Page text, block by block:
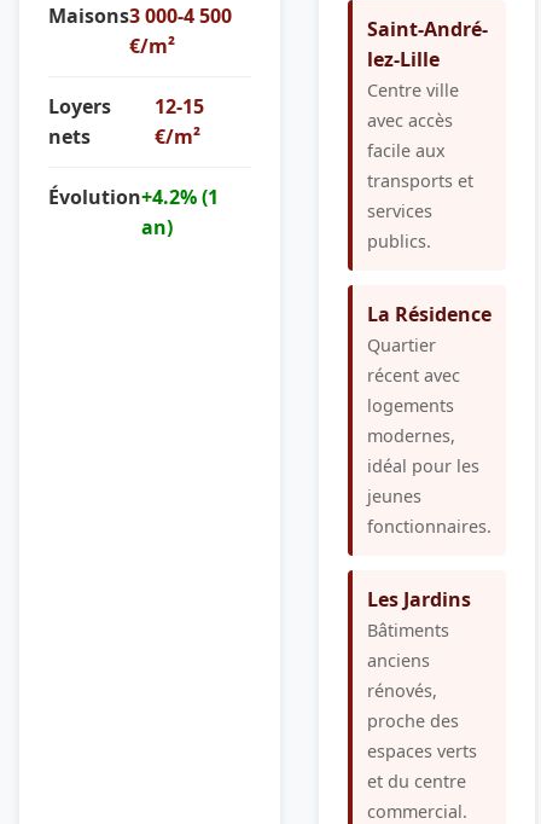
Maisons3 000-4 500
€/m²
Loyers
nets
12-15
€/m²
Évolution+4.2% (1
an)
Saint-André-
lez-Lille
Centre ville
avec accès
facile aux
transports et
services
publics.
La Résidence
Quartier
récent avec
logements
modernes,
idéal pour les
jeunes
fonctionnaires.
Les Jardins
Bâtiments
anciens
rénovés,
proche des
espaces verts
et du centre
commercial.